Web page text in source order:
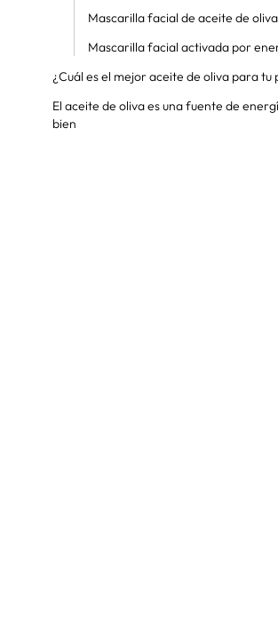
Mascarilla facial de aceite de
Mascarilla facial activada por
¿Cuál es el mejor aceite de oliva para tu
El aceite de oliva es una fuente de
bien